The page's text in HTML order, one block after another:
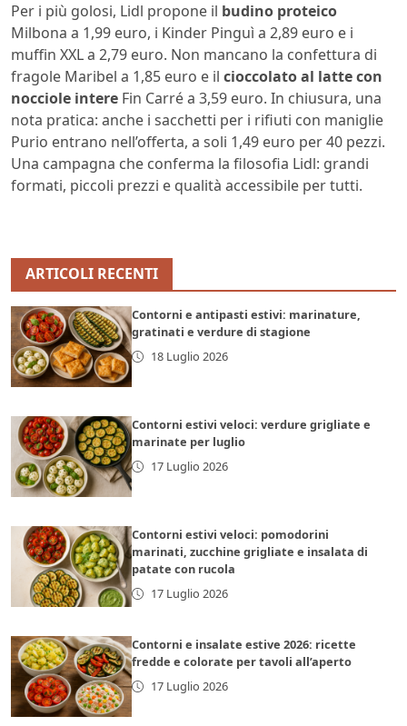
Per i più golosi, Lidl propone il budino proteico
Milbona a 1,99 euro, i Kinder Pinguì a 2,89 euro e i
muffin XXL a 2,79 euro. Non mancano la confettura di
fragole Maribel a 1,85 euro e il cioccolato al latte con
nocciole intere Fin Carré a 3,59 euro. In chiusura, una
nota pratica: anche i sacchetti per i rifiuti con maniglie
Purio entrano nell’offerta, a soli 1,49 euro per 40 pezzi.
Una campagna che conferma la filosofia Lidl: grandi
formati, piccoli prezzi e qualità accessibile per tutti.
ARTICOLI RECENTI
Contorni e antipasti estivi: marinature,
gratinati e verdure di stagione
18 Luglio 2026
Contorni estivi veloci: verdure grigliate e
marinate per luglio
17 Luglio 2026
Contorni estivi veloci: pomodorini
marinati, zucchine grigliate e insalata di
patate con rucola
17 Luglio 2026
Contorni e insalate estive 2026: ricette
fredde e colorate per tavoli all’aperto
17 Luglio 2026